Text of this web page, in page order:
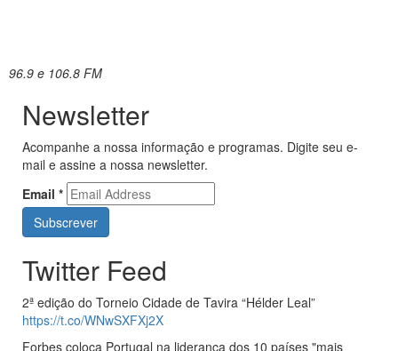
96.9 e 106.8 FM
Newsletter
Acompanhe a nossa informação e programas. Digite seu e-
mail e assine a nossa newsletter.
Email *
Twitter Feed
2ª edição do Torneio Cidade de Tavira “Hélder Leal”
https://t.co/WNwSXFXj2X
Forbes coloca Portugal na liderança dos 10 países "mais